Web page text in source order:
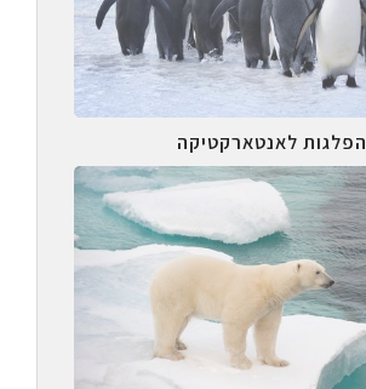
הפלגות לאנטארקטיקה